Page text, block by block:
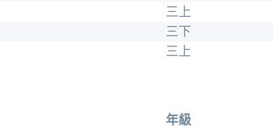
三上
三下
三上
年級